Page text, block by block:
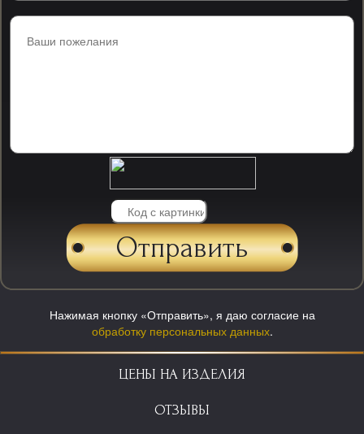
Нажимая кнопку «Отправить», я даю согласие на
обработку персональных данных.
ЦЕНЫ НА ИЗДЕЛИЯ
ОТЗЫВЫ